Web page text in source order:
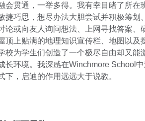
会贯通，一举多得。我有幸目睹了所在
捷巧思，想尽办法大胆尝试并积极筹划
论或向友人询问想法、上网寻找答案
顶上贴满的地理知识宣传栏、地图以
校为学生们创造了一个极尽自由却又能
长环境。我深感在Winchmore School
下，启迪的作用远远大于说教。